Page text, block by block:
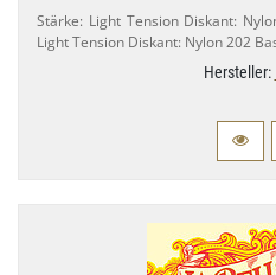
Stärke: Light Tension Diskant:
Light Tension Diskant: Nylon 202
Hersteller: